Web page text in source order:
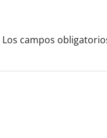
Los campos